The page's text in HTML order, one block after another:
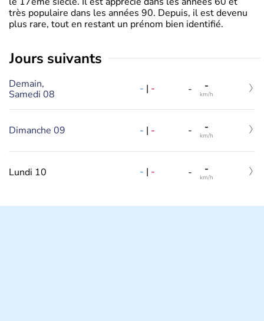
très populaire dans les années 90. Depuis, il est devenu
plus rare, tout en restant un prénom bien identifié.
jours suivants
Demain,
Samedi 08
- | - - -
km/h
Dimanche 09 - | - - -
km/h
Lundi 10 - | - - -
km/h